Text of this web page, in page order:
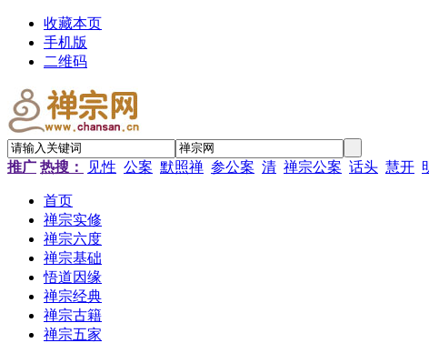
收藏本页
手机版
二维码
推广 热搜： 见性 公案 默照禅 参公案 清 禅宗公案 话头 慧开
首页
禅宗实修
禅宗六度
禅宗基础
悟道因缘
禅宗经典
禅宗古籍
禅宗五家